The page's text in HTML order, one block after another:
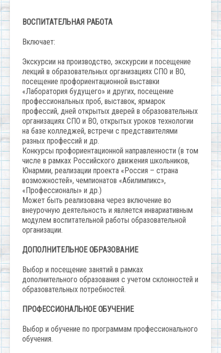
ВОСПИТАТЕЛЬНАЯ РАБОТА
Включает:
Экскурсии на производство, экскурсии и посещение
лекций в образовательных организациях СПО и ВО,
посещение профориентационной выставки
«Лаборатория будущего» и других, посещение
профессиональных проб, выставок, ярмарок
профессий, дней открытых дверей в образовательных
организациях СПО и ВО, открытых уроков технологии
на базе колледжей, встречи с представителями
разных профессий и др.
Конкурсы профориентационной направленности (в том
числе в рамках Российского движения школьников,
Юнармии, реализации проекта «Россия – страна
возможностей», чемпионатов «Абилимпикс»,
«Профессионалы» и др.)
Может быть реализована через включение во
внеурочную деятельность и является инвариативным
модулем воспитательной работы образовательной
организации.
ДОПОЛНИТЕЛЬНОЕ ОБРАЗОВАНИЕ
Выбор и посещение занятий в рамках
дополнительного образования с учетом склонностей и
образовательных потребностей.
ПРОФЕССИОНАЛЬНОЕ ОБУЧЕНИЕ
Выбор и обучение по программам профессионального
обучения.